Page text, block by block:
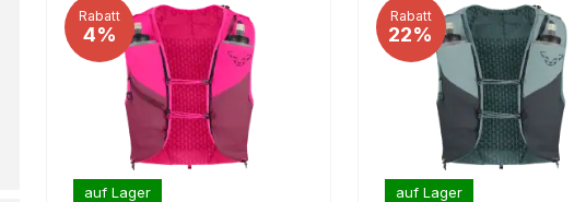
Rabatt
4%
auf Lager
Rabatt
22%
auf Lager